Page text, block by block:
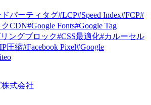
ドパーティタグ#LCP#Speed Index#FCP#
CDN#Google Fonts#Google Tag
ングブロック#CSS最適化#カルーセル
圧縮#Facebook Pixel#Google
式会社